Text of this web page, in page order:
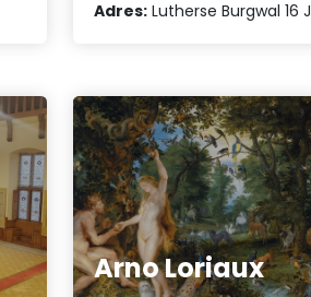
Adres: Lutherse Burgwal 16 J
Arno Loriaux